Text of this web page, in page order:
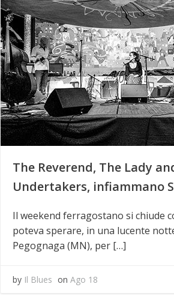
The Reverend, The Lady
Undertakers, infiammano
Il weekend ferragostano si chiude
poteva sperare, in una lucente
Pegognaga (MN), per […]
by Il Blues on Ago 18